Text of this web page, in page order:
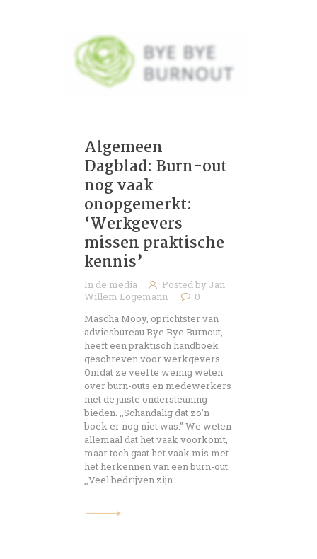
Algemeen
Dagblad: Burn-out
nog vaak
onopgemerkt:
‘Werkgevers
missen praktische
kennis’
In de media Posted by Jan
Willem Logemann
0
Mascha Mooy, oprichtster van
adviesbureau Bye Bye Burnout,
heeft een praktisch handboek
geschreven voor werkgevers.
Omdat ze veel te weinig weten
over burn-outs en medewerkers
niet de juiste ondersteuning
bieden. ,,Schandalig dat zo’n
boek er nog niet was.” We weten
allemaal dat het vaak voorkomt,
maar toch gaat het vaak mis met
het herkennen van een burn-out.
,,Veel bedrijven zijn…